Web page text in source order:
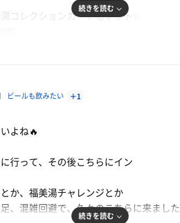
ました。選ぶのも
温サウナともう1周まわり、
、アレなトークもと、
いました
コレクションカードもゲット✨
ぱりアツい
と、約10度違うと全く別世界ですね
段に退避
🦆
で水掛けつつと、
の風を受けつつ
続きを読む
ビールも飲みたい ＋1
よね🔥
行って、その後こちらにイン
か、福美湯チャレンジとか
、混雑回避で、久々のこちらに来ました
続きを読む